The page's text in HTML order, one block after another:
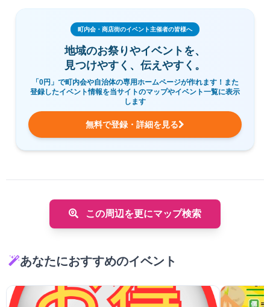
町内会・商店街のイベント主催者の皆様へ
地域のお祭りやイベントを、
見つけやすく、伝えやすく。
「0円」で町内会や自治体の専用ホームページが作れます！また
登録したイベント情報を当サイトのマップやイベント一覧に表示
します
無料で登録・詳細を見る
この周辺を更にマップ検索
あなたにおすすめのイベント